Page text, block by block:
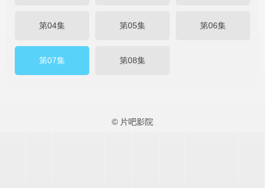
第04集 第05集 第06集
第07集 第08集
© 片吧影院